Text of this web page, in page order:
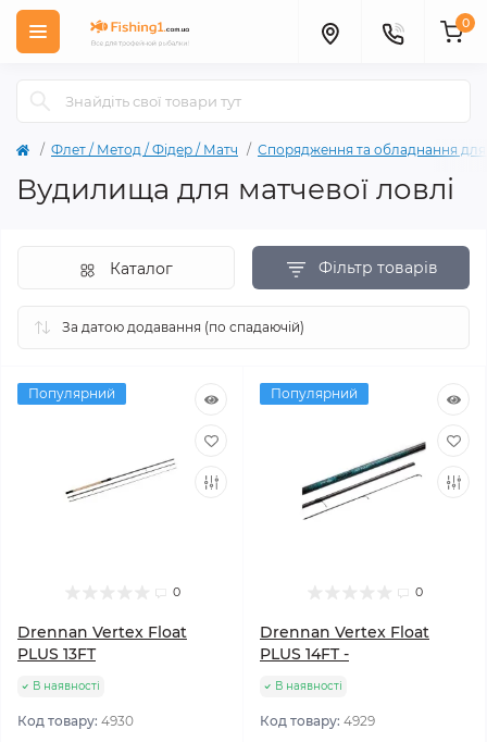
0
Флет / Метод / Фiдер / Матч Спорядження та обладнання
Вудилища для матчевої ловлі
Фільтр товарів
Каталог
Популярний
0
Drennan Vertex Float
PLUS 13FT
В наявності
Код товару: 4930
Популярний
0
Drennan Vertex Float
PLUS 14FT -
В наявності
Код товару: 4929